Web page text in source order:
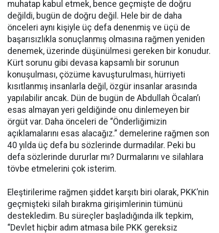
muhatap kabul etmek, bence geçmişte de doğru
değildi, bugün de doğru değil. Hele bir de daha
önceleri aynı kişiyle üç defa denenmiş ve üçü de
başarısızlıkla sonuçlanmış olmasına rağmen yeniden
denemek, üzerinde düşünülmesi gereken bir konudur.
Kürt sorunu gibi devasa kapsamlı bir sorunun
konuşulması, çözüme kavuşturulması, hürriyeti
kısıtlanmış insanlarla değil, özgür insanlar arasında
yapılabilir ancak. Dün de bugün de Abdullah Öcalan’ı
esas almayan yeri geldiğinde onu dinlemeyen bir
örgüt var. Daha önceleri de “Önderliğimizin
açıklamalarını esas alacağız.” demelerine rağmen son
40 yılda üç defa bu sözlerinde durmadılar. Peki bu
defa sözlerinde dururlar mı? Durmalarını ve silahlara
tövbe etmelerini çok isterim.
Eleştirilerime rağmen şiddet karşıtı biri olarak, PKK’nin
geçmişteki silah bırakma girişimlerinin tümünü
destekledim. Bu süreçler başladığında ilk tepkim,
“Devlet hiçbir adım atmasa bile PKK gereksiz